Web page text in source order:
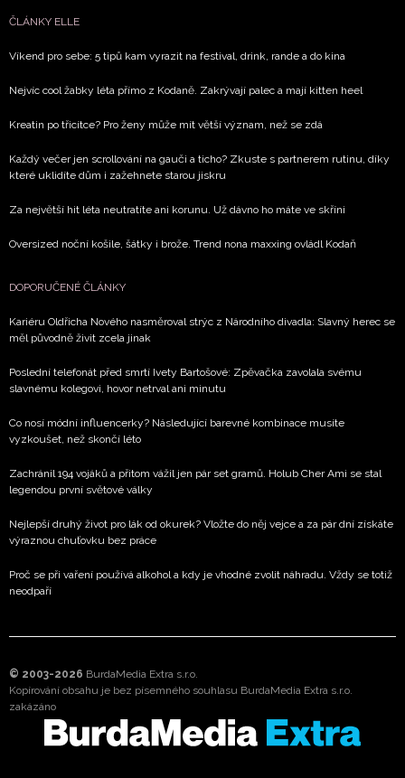
ČLÁNKY ELLE
Víkend pro sebe: 5 tipů kam vyrazit na festival, drink, rande a do kina
Nejvíc cool žabky léta přímo z Kodaně. Zakrývají palec a mají kitten heel
Kreatin po třicítce? Pro ženy může mít větší význam, než se zdá
Každý večer jen scrollování na gauči a ticho? Zkuste s partnerem rutinu, díky
které uklidíte dům i zažehnete starou jiskru
Za největší hit léta neutratíte ani korunu. Už dávno ho máte ve skříni
Oversized noční košile, šátky i brože. Trend nona maxxing ovládl Kodaň
DOPORUČENÉ ČLÁNKY
Kariéru Oldřicha Nového nasměroval strýc z Národního divadla: Slavný herec se
měl původně živit zcela jinak
Poslední telefonát před smrtí Ivety Bartošové: Zpěvačka zavolala svému
slavnému kolegovi, hovor netrval ani minutu
Co nosí módní influencerky? Následující barevné kombinace musíte
vyzkoušet, než skončí léto
Zachránil 194 vojáků a přitom vážil jen pár set gramů. Holub Cher Ami se stal
legendou první světové války
Nejlepší druhý život pro lák od okurek? Vložte do něj vejce a za pár dní získáte
výraznou chuťovku bez práce
Proč se při vaření používá alkohol a kdy je vhodné zvolit náhradu. Vždy se totiž
neodpaří
© 2003-2026 BurdaMedia Extra s.r.o.
Kopírování obsahu je bez písemného souhlasu BurdaMedia Extra s.r.o.
zakázáno